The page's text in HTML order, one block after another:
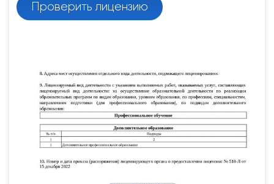
Проверить лицензию